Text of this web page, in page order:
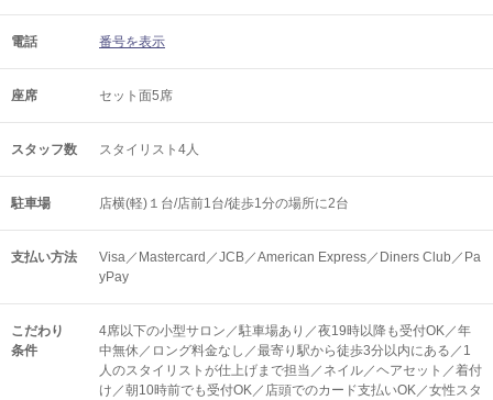
電話 番号を表示
座席 セット面5席
スタッフ数 スタイリスト4人
駐車場 店横(軽)１台/店前1台/徒歩1分の場所に2台
支払い方法
Visa／Mastercard／JCB／American Express／Diners Club／Pa
yPay
こだわり
条件
4席以下の小型サロン／駐車場あり／夜19時以降も受付OK／年
中無休／ロング料金なし／最寄り駅から徒歩3分以内にある／1
人のスタイリストが仕上げまで担当／ネイル／ヘアセット／着付
け／朝10時前でも受付OK／店頭でのカード支払いOK／女性スタ